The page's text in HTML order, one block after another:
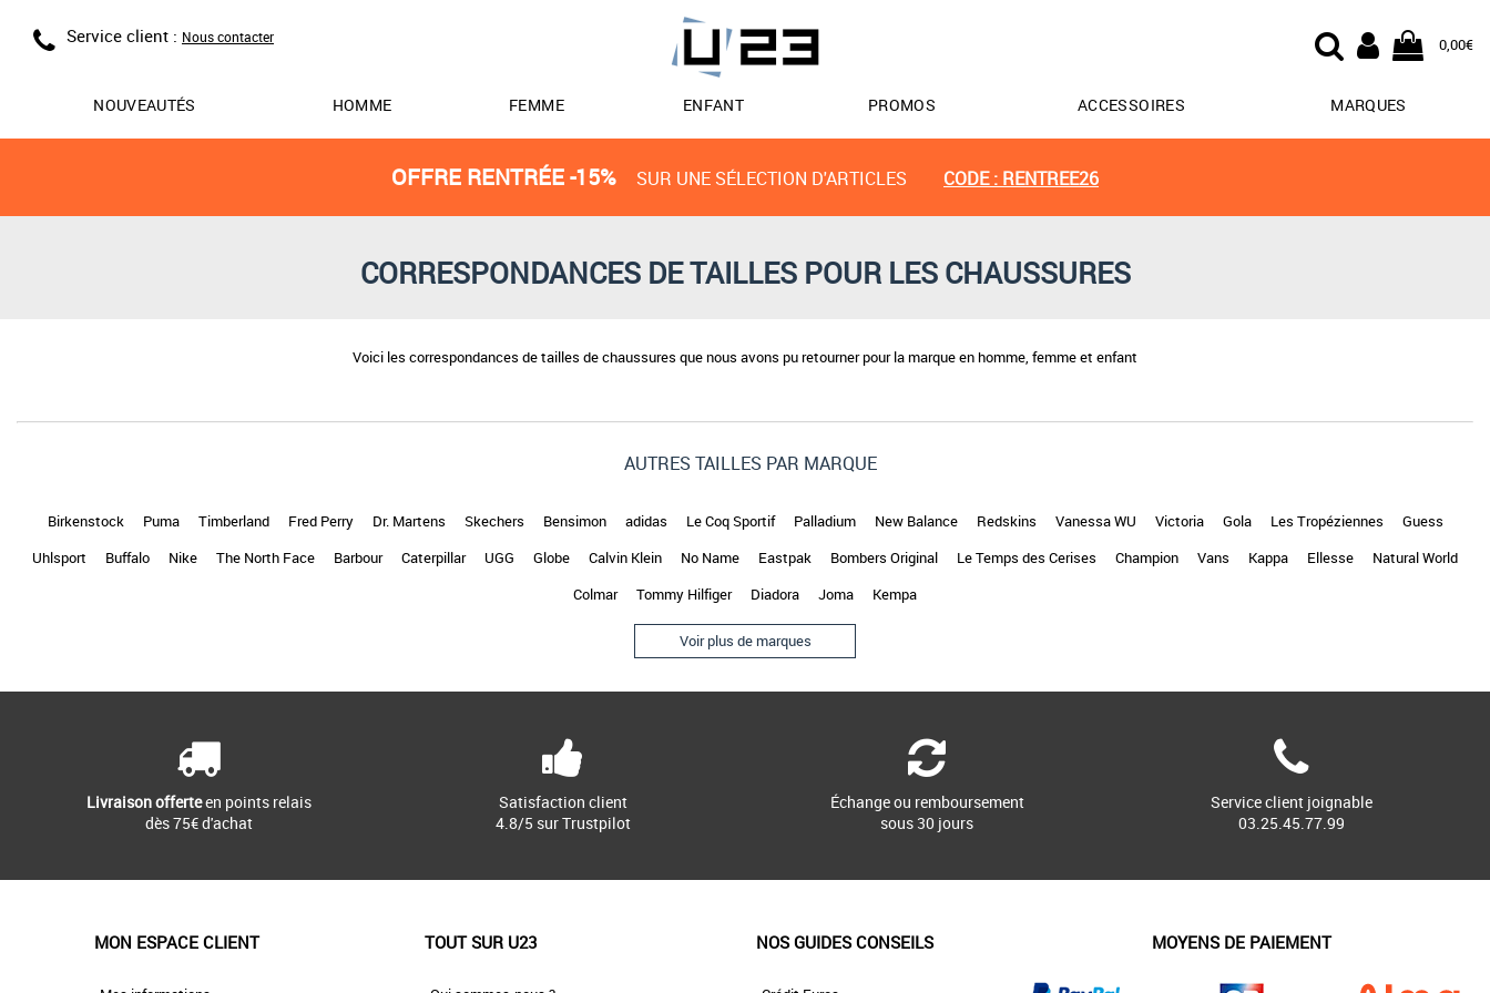
Service client : Nous contacter 0,00€
NOUVEAUTÉS HOMME FEMME ENFANT PROMOS ACCESSOIRES MARQUES
OFFRE RENTRÉE -15% SUR UNE SÉLECTION D'ARTICLES CODE : RENTREE26
CORRESPONDANCES DE TAILLES POUR LES CHAUSSURES
AUTRES TAILLES PAR MARQUE
Birkenstock Puma Timberland Fred Perry Dr. Martens Skechers Bensimon adidas Le Coq Sportif Palladium New Balance Redskins Vanessa WU Victoria Gola Les Tropéziennes
Guess
Uhlsport
Buffalo Nike The North Face Barbour Caterpillar UGG Globe Calvin Klein No Name Eastpak Bombers Original Le Temps des Cerises Champion Vans Kappa Ellesse
Natural World
Colmar
Tommy Hilfiger Diadora Joma Kempa
Voir plus de marques
Voici les correspondances de tailles de chaussures que nous avons pu retourner pour la marque en homme, femme et enfant
Livraison offerteen points relais
dès 75€ d'achat
Satisfaction client
4.8/5 sur Trustpilot
Échange ou remboursement
sous 30 jours
Service client joignable
03.25.45.77.99
MON ESPACE CLIENT TOUT SUR U23 NOS GUIDES CONSEILS MOYENS DE PAIEMENT